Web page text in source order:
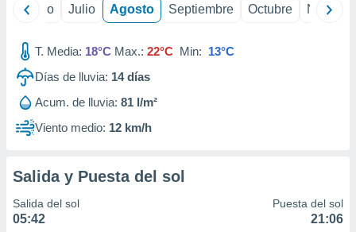
Junio Julio Agosto Septiembre Octubre
T. Media: 18°C Max.: 22°C Min: 13°C
Días de lluvia: 14días
Acum. de lluvia: 81 l/m²
Viento medio: 12 km/h
Salida y Puesta del sol
Salida del sol
05:42
Puesta del sol
21:06